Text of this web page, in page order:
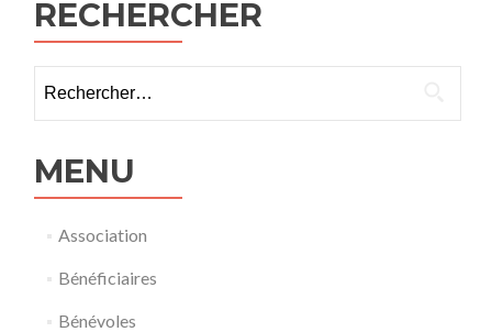
RECHERCHER
MENU
Association
Bénéficiaires
Bénévoles